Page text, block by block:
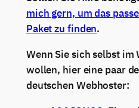
mich gern, um das
Paket zu finden.
Wenn Sie sich selbst im
wollen, hier eine paar
deutschen Webhoster: